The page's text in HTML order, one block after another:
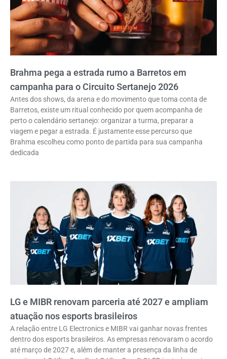
Brahma pega a estrada rumo a Barretos em
campanha para o Circuito Sertanejo 2026
Antes dos shows, da arena e do movimento que toma conta de
Barretos, existe um ritual conhecido por quem acompanha de
perto o calendário sertanejo: organizar a turma, preparar a
viagem e pegar a estrada. É justamente esse percurso que
Brahma escolheu como ponto de partida para sua campanha
dedicada
LG e MIBR renovam parceria até 2027 e ampliam
atuação nos esports brasileiros
A relação entre LG Electronics e MIBR vai ganhar novas frentes
dentro dos esports brasileiros. As empresas renovaram o acordo
até março de 2027 e, além de manter a presença da linha de